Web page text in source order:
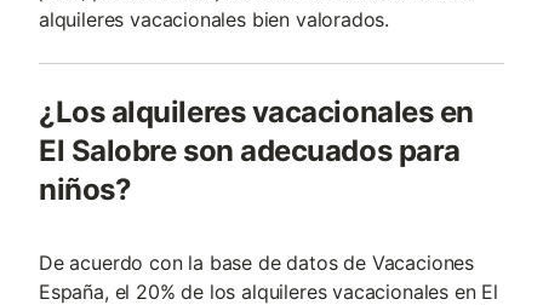
alquileres vacacionales bien valorados.
¿Los alquileres vacacionales en
El Salobre son adecuados para
niños?
De acuerdo con la base de datos de Vacaciones
España, el 20% de los alquileres vacacionales en El